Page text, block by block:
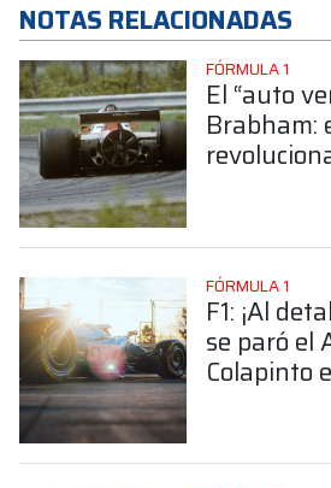
NOTAS RELACIONADAS
FÓRMULA 1
El “auto
Brabham:
Ecclestone
FÓRMULA 1
F1: ¡Al
se paró el
Colapinto